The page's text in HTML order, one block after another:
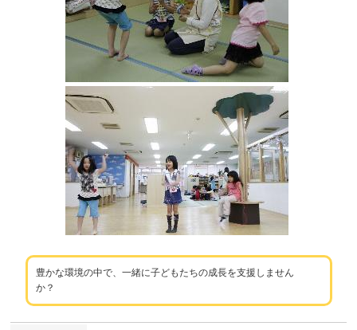
豊かな環境の中で、一緒に子どもたちの成長を支援しません
か？